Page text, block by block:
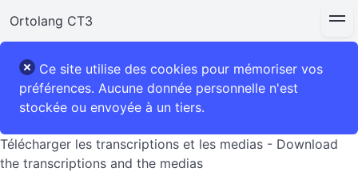
Ortolang CT3
Ce site utilise des cookies pour mémoriser vos
préférences. Aucune donnée personnelle n'est
stockée ou envoyée à un tiers.
Télécharger les transcriptions et les medias - Download
the transcriptions and the medias